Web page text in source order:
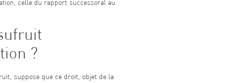
celle du rapport successoral au
?
suppose que ce droit, objet de la